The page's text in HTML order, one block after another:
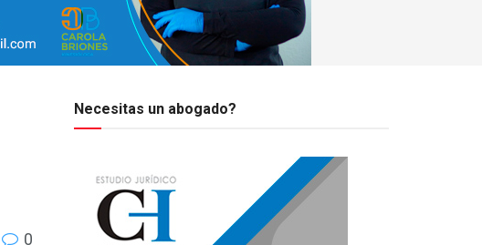
0
Necesitas un abogado?